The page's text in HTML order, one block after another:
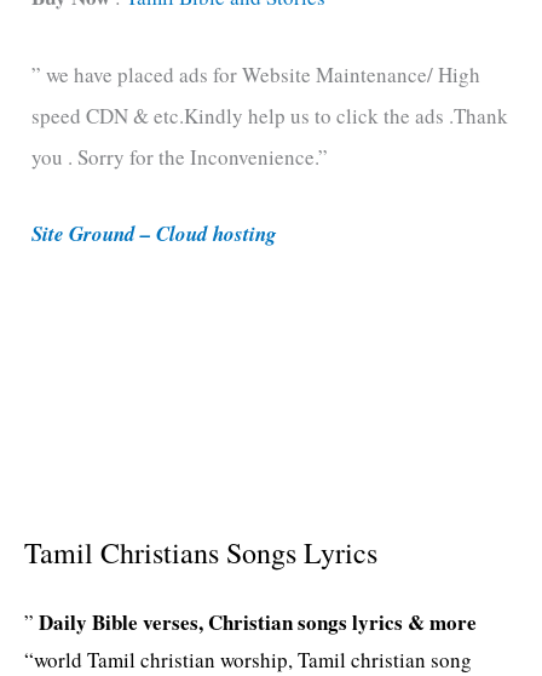
g
o
r
e
” we have placed ads for Website Maintenance/ High
speed CDN & etc.Kindly help us to click the ads .Thank
you . Sorry for the Inconvenience.”
Site Ground – Cloud hosting
Tamil Christians Songs Lyrics
” Daily Bible verses, Christian songs lyrics & more
“world Tamil christian worship, Tamil christian song